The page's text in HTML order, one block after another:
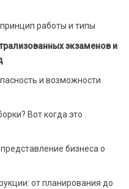
работы и типы
экзаменов и
и возможности
Вот когда это
бизнеса о
от планирования до